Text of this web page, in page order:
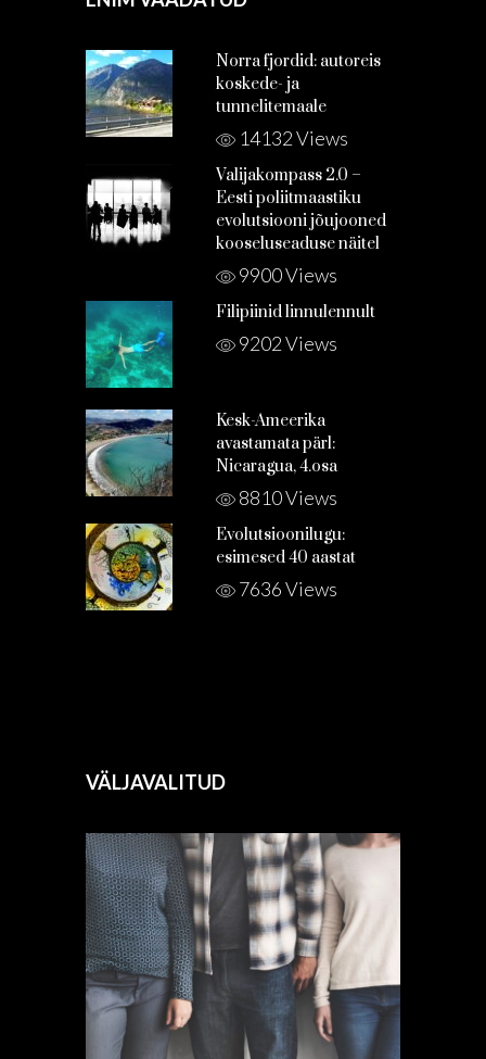
Norra fjordid: autoreis
koskede- ja
tunnelitemaale
14132 Views
Valijakompass 2.0 –
Eesti poliitmaastiku
evolutsiooni jõujooned
kooseluseaduse näitel
9900 Views
Filipiinid linnulennult
9202 Views
Kesk-Ameerika
avastamata pärl:
Nicaragua, 4.osa
8810 Views
Evolutsioonilugu:
esimesed 40 aastat
7636 Views
VÄLJAVALITUD